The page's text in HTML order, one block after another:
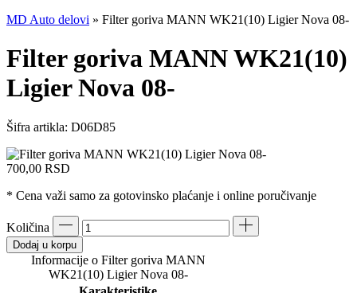
MD Auto delovi » Filter goriva MANN WK21(10) Ligier Nova 08-
Filter goriva MANN WK21(10)
Ligier Nova 08-
Šifra artikla: D06D85
700,00 RSD
* Cena važi samo za gotovinsko plaćanje i online poručivanje
Količina
Dodaj u korpu
Informacije o Filter goriva MANN
WK21(10) Ligier Nova 08-